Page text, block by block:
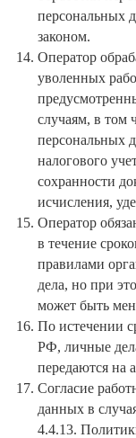
персональных
законом.
Оператор
уволенных
случаям, в том
персональных
налогового
сохранности
исчисления,
Оператор
в течение
правилами
дела, но при
может быть
По истечении
РФ, личные
передаются на
Согласие
данных в
4.4.13.